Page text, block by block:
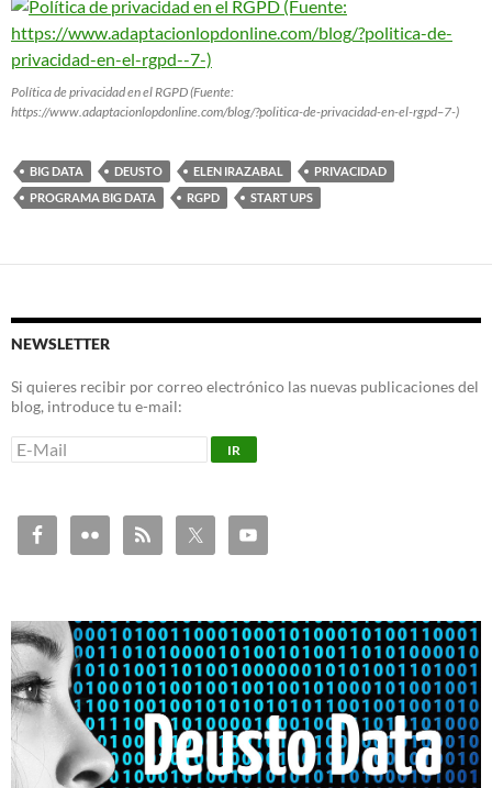
Política de privacidad en el RGPD (Fuente:
https://www.adaptacionlopdonline.com/blog/?politica-de-privacidad-en-el-rgpd–7-)
BIG DATA DEUSTO ELEN IRAZABAL
PRIVACIDAD
PROGRAMA BIG DATA
RGPD START UPS
NEWSLETTER
Si quieres recibir por correo electrónico las nuevas publicaciones del
blog, introduce tu e-mail: